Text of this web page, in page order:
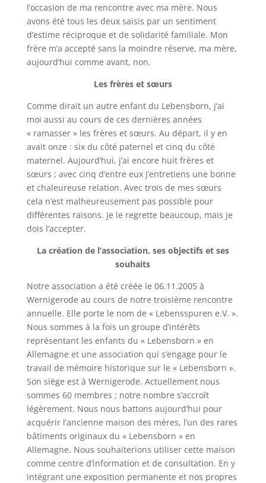
l’occasion de ma rencontre avec ma mère. Nous
avons été tous les deux saisis par un sentiment
d’estime réciproque et de solidarité familiale. Mon
frère m’a accepté sans la moindre réserve, ma mère,
aujourd’hui comme avant, non.
Les frères et sœurs
Comme dirait un autre enfant du Lebensborn, j’ai
moi aussi au cours de ces dernières années
« ramasser » les frères et sœurs. Au départ, il y en
avait onze : six du côté paternel et cinq du côté
maternel. Aujourd’hui, j’ai encore huit frères et
sœurs ; avec cinq d’entre eux j’entretiens une bonne
et chaleureuse relation. Avec trois de mes sœurs
cela n’est malheureusement pas possible pour
différentes raisons. Je le regrette beaucoup, mais je
dois l’accepter.
La création de l’association, ses objectifs et ses
souhaits
Notre association a été créée le 06.11.2005 à
Wernigerode au cours de notre troisième rencontre
annuelle. Elle porte le nom de « Lebensspuren e.V. ».
Nous sommes à la fois un groupe d’intérêts
représentant les enfants du « Lebensborn » en
Allemagne et une association qui s’engage pour le
travail de mémoire historique sur le « Lebensborn ».
Son siège est à Wernigerode. Actuellement nous
sommes 60 membres ; notre nombre s’accroît
légèrement. Nous nous battons aujourd’hui pour
acquérir l’ancienne maison des mères, l’un des rares
bâtiments originaux du « Lebensborn » en
Allemagne. Nous souhaiterions utiliser cette maison
comme centre d’information et de consultation. En y
intégrant une exposition permanente et nos propres